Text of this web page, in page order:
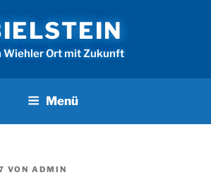
Wiehler Ort mit Zukunft
Menü
VON ADMIN